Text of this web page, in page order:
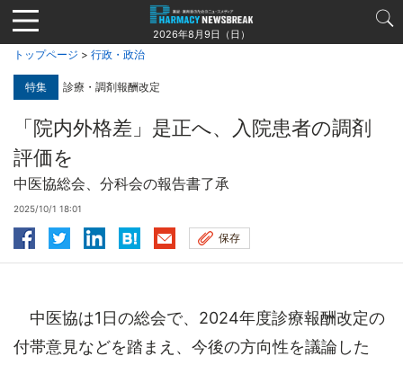
Jump
to
navigation
2026年8月9日（日）
トップページ > 行政・政治
特集 診療・調剤報酬改定
「院内外格差」是正へ、入院患者の調剤
評価を
中医協総会、分科会の報告書了承
2025/10/1 18:01
保存
中医協は1日の総会で、2024年度診療報酬改定の
付帯意見などを踏まえ、今後の方向性を議論した